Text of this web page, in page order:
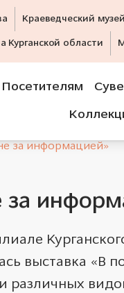
Краеведческий
Курганской области
Посетителям
за информацией»
за
выставка «В
различных